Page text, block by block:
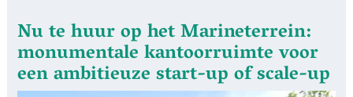
Nu te huur op het Marineterrein:
monumentale kantoorruimte voor
een ambitieuze start-up of scale-up